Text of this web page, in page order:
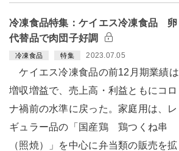
冷凍食品特集：ケイエス冷凍食品 卵
代替品で肉団子好調
冷凍食品 特集 2023.07.05
ケイエス冷凍食品の前12月期業績は
増収増益で、売上高・利益ともにコロ
ナ禍前の水準に戻った。家庭用は、レ
ギュラー品の「国産鶏 鶏つくね串
（照焼）」を中心に弁当類の販売を拡